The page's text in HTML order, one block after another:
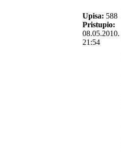
Upisa: 588
Pristupio:
08.05.2010.
21:54